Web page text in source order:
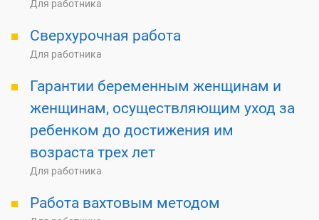
Для работника
Сверхурочная работа
Для работника
Гарантии беременным женщинам и
женщинам, осуществляющим уход за
ребенком до достижения им
возраста трех лет
Для работника
Работа вахтовым методом